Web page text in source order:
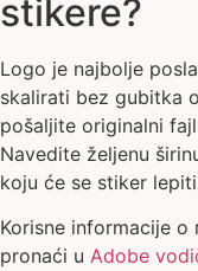
stikere?
Logo je najbolje
skalirati bez gubitka
pošaljite originalni
Navedite željenu
koju će se stiker
Korisne informacije
pronaći u Adobe